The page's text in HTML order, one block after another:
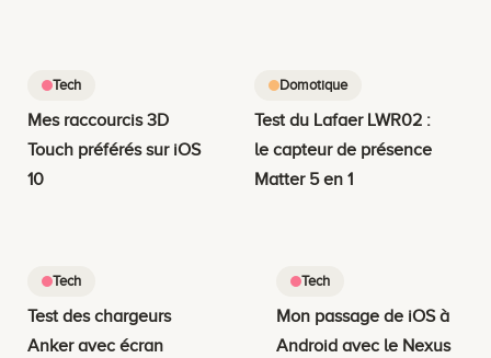
Tech
Mes raccourcis 3D
Touch préférés sur iOS
10
Domotique
Test du Lafaer LWR02 :
le capteur de présence
Matter 5 en 1
Tech
Test des chargeurs
Anker avec écran
Tech
Mon passage de iOS à
Android avec le Nexus